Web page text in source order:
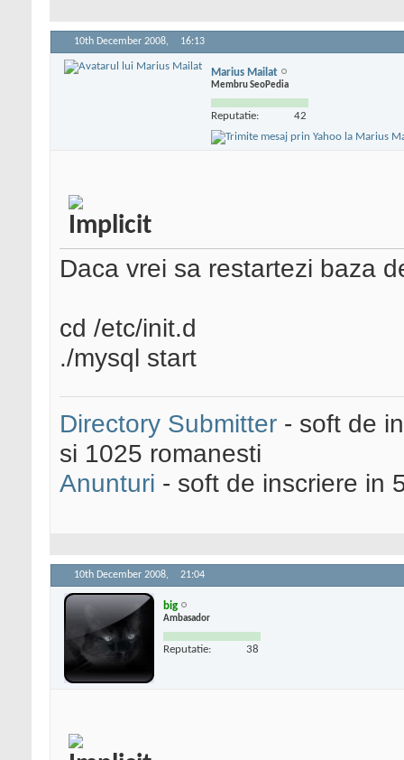
10th December 2008, 16:13
Marius Mailat
Membru SeoPedia
Reputatie: 42
Daca vrei sa restartezi baza
cd /etc/init.d
./mysql start
Directory Submitter - soft de
si 1025 romanesti
Anunturi - soft de inscriere in
10th December 2008, 21:04
big
Ambasador
Reputatie: 38